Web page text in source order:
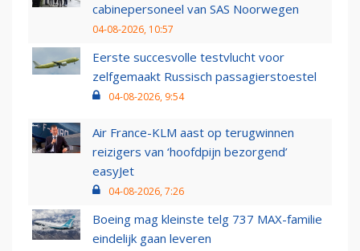
cabinepersoneel van SAS Noorwegen
04-08-2026, 10:57
Eerste succesvolle testvlucht voor
zelfgemaakt Russisch passagierstoestel
04-08-2026, 9:54
Air France-KLM aast op terugwinnen
reizigers van ‘hoofdpijn bezorgend’
easyJet
04-08-2026, 7:26
Boeing mag kleinste telg 737 MAX-familie
eindelijk gaan leveren